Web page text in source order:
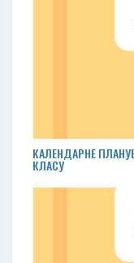
КАЛЕНДАРНЕ
КЛАСУ